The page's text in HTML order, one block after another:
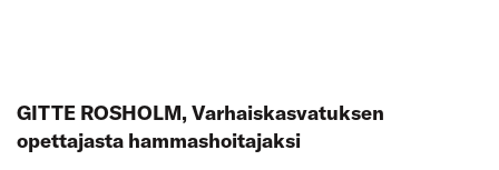
GITTE ROSHOLM, Varhaiskasvatuksen
opettajasta hammashoitajaksi